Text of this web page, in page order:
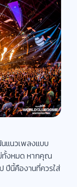
แนวเพลงแบบ
ม่ทั้งหมด หากคุณ
ปีนี้คืองานที่ควรใส่